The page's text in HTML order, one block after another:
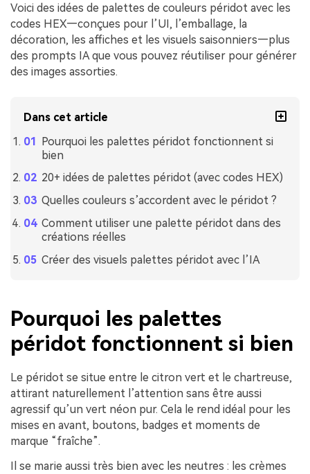
Voici des idées de palettes de couleurs péridot avec les
codes HEX—conçues pour l’UI, l’emballage, la
décoration, les affiches et les visuels saisonniers—plus
des prompts IA que vous pouvez réutiliser pour générer
des images assorties.
Dans cet article
Pourquoi les palettes péridot fonctionnent si
bien
20+ idées de palettes péridot (avec codes HEX)
Quelles couleurs s’accordent avec le péridot ?
Comment utiliser une palette péridot dans des
créations réelles
Créer des visuels palettes péridot avec l’IA
Pourquoi les palettes
péridot fonctionnent si bien
Le péridot se situe entre le citron vert et le chartreuse,
attirant naturellement l’attention sans être aussi
agressif qu’un vert néon pur. Cela le rend idéal pour les
mises en avant, boutons, badges et moments de
marque “fraîche”.
Il se marie aussi très bien avec les neutres : les crèmes